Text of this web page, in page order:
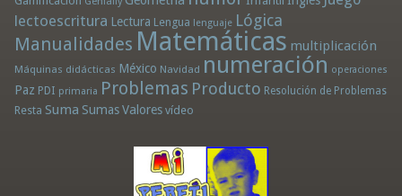
lectoescritura Lectura Lengua lenguaje Lógica
Manualidades Matemáticas multiplicación
Máquinas didácticas México Navidad numeración operaciones
Paz PDI primaria Problemas Producto Resolución de Problemas
Resta Suma Sumas Valores vídeo